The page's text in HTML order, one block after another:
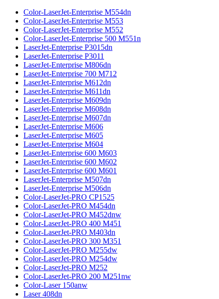
Color-LaserJet-Enterprise M554dn
Color-LaserJet-Enterprise M553
Color-LaserJet-Enterprise M552
Color-LaserJet-Enterprise 500 M551n
LaserJet-Enterprise P3015dn
LaserJet-Enterprise P3011
LaserJet-Enterprise M806dn
LaserJet-Enterprise 700 M712
LaserJet-Enterprise M612dn
LaserJet-Enterprise M611dn
LaserJet-Enterprise M609dn
LaserJet-Enterprise M608dn
LaserJet-Enterprise M607dn
LaserJet-Enterprise M606
LaserJet-Enterprise M605
LaserJet-Enterprise M604
LaserJet-Enterprise 600 M603
LaserJet-Enterprise 600 M602
LaserJet-Enterprise 600 M601
LaserJet-Enterprise M507dn
LaserJet-Enterprise M506dn
Color-LaserJet-PRO CP1525
Color-LaserJet-PRO M454dn
Color-LaserJet-PRO M452dnw
Color-LaserJet-PRO 400 M451
Color-LaserJet-PRO M403dn
Color-LaserJet-PRO 300 M351
Color-LaserJet-PRO M255dw
Color-LaserJet-PRO M254dw
Color-LaserJet-PRO M252
Color-LaserJet-PRO 200 M251nw
Color-Laser 150anw
Laser 408dn